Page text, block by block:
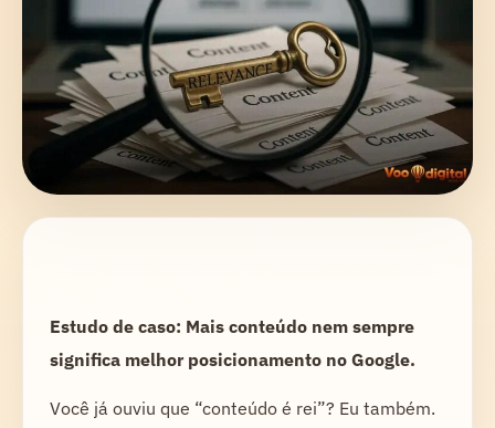
Estudo de caso: Mais conteúdo nem sempre
significa melhor posicionamento no Google.
Você já ouviu que “conteúdo é rei”? Eu também.